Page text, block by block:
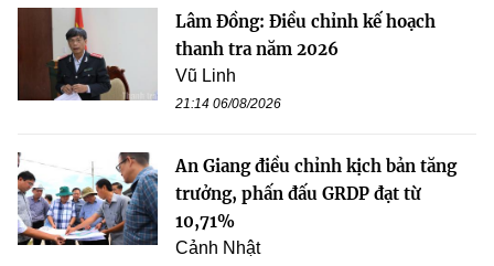
Lâm Đồng: Điều chỉnh kế hoạch
thanh tra năm 2026
Vũ Linh
21:14 06/08/2026
An Giang điều chỉnh kịch bản tăng
trưởng, phấn đấu GRDP đạt từ
10,71%
Cảnh Nhật